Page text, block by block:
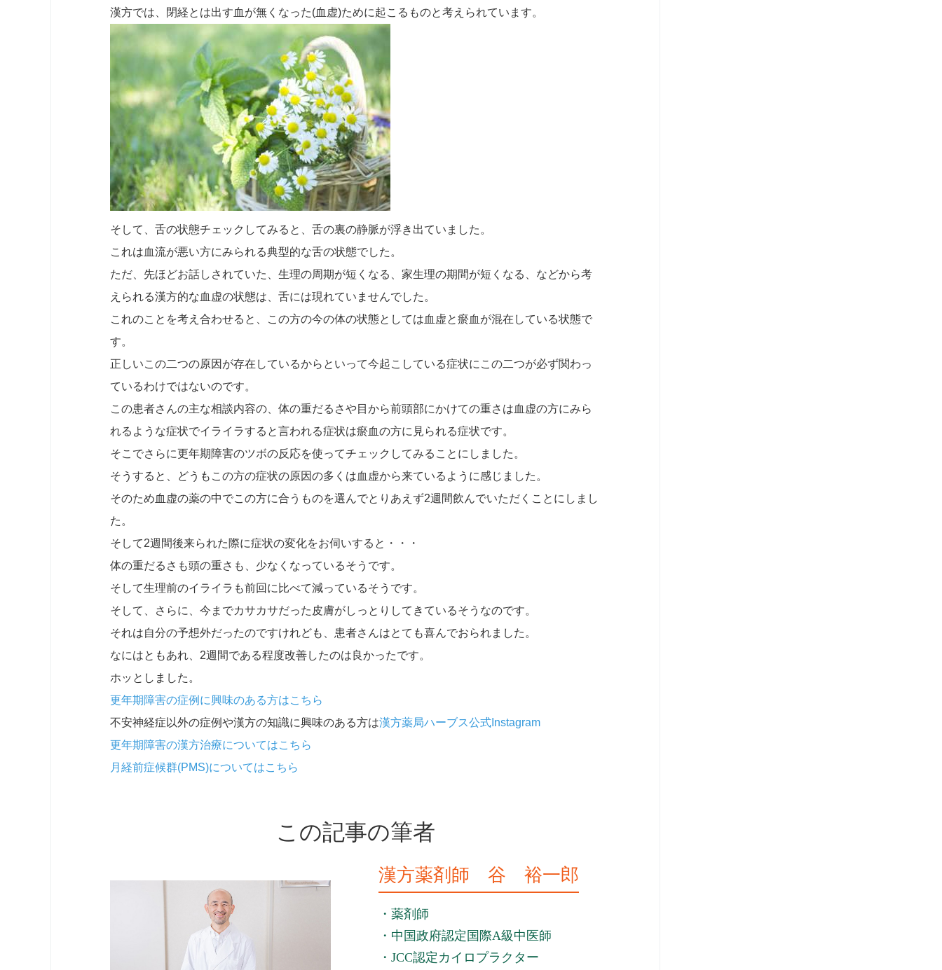
漢方では、閉経とは出す血が無くなった(血虚)ために起こるものと考えられています。
そして、舌の状態チェックしてみると、舌の裏の静脈が浮き出ていました。
これは血流が悪い方にみられる典型的な舌の状態でした。
ただ、先ほどお話しされていた、生理の周期が短くなる、家生理の期間が短くなる、などから考
えられる漢方的な血虚の状態は、舌には現れていませんでした。
これのことを考え合わせると、この方の今の体の状態としては血虚と瘀血が混在している状態で
す。
正しいこの二つの原因が存在しているからといって今起こしている症状にこの二つが必ず関わっ
ているわけではないのです。
この患者さんの主な相談内容の、体の重だるさや目から前頭部にかけての重さは血虚の方にみら
れるような症状でイライラすると言われる症状は瘀血の方に見られる症状です。
そこでさらに更年期障害のツボの反応を使ってチェックしてみることにしました。
そうすると、どうもこの方の症状の原因の多くは血虚から来ているように感じました。
そのため血虚の薬の中でこの方に合うものを選んでとりあえず2週間飲んでいただくことにしまし
た。
そして2週間後来られた際に症状の変化をお伺いすると・・・
体の重だるさも頭の重さも、少なくなっているそうです。
そして生理前のイライラも前回に比べて減っているそうです。
そして、さらに、今までカサカサだった皮膚がしっとりしてきているそうなのです。
それは自分の予想外だったのですけれども、患者さんはとても喜んでおられました。
なにはともあれ、2週間である程度改善したのは良かったです。
ホッとしました。
更年期障害の症例に興味のある方はこちら
不安神経症以外の症例や漢方の知識に興味のある方は漢方薬局ハーブス公式Instagram
更年期障害の漢方治療についてはこちら
月経前症候群(PMS)についてはこちら
この記事の筆者
漢方薬剤師 谷 裕一郎
・薬剤師
・中国政府認定国際A級中医師
・JCC認定カイロプラクター